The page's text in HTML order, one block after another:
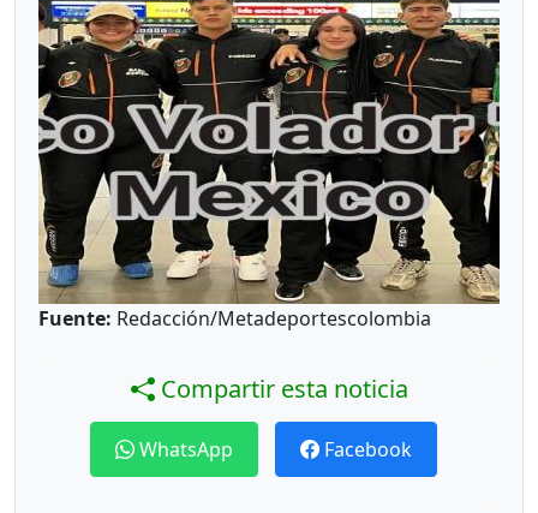
Fuente: Redacción/Metadeportescolombia
Compartir esta noticia
WhatsApp Facebook